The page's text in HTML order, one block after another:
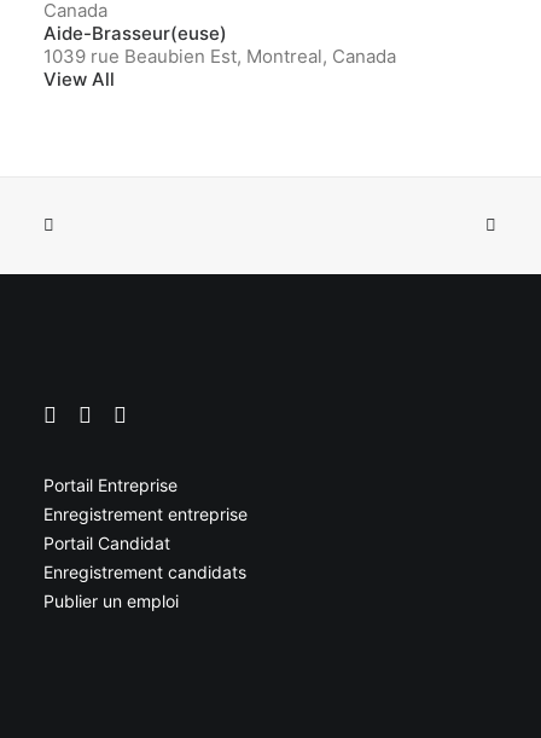
Canada
Aide-Brasseur(euse)
1039 rue Beaubien Est, Montreal, Canada
View All
Portail Entreprise
Enregistrement entreprise
Portail Candidat
Enregistrement candidats
Publier un emploi